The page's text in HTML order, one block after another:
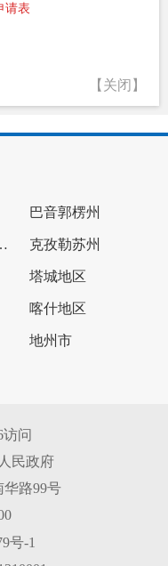
请表
【关闭】
巴音郭楞州
自治州 克孜勒苏州
塔城地区
喀什地区
地州市
问
民政府
路99号
号-1